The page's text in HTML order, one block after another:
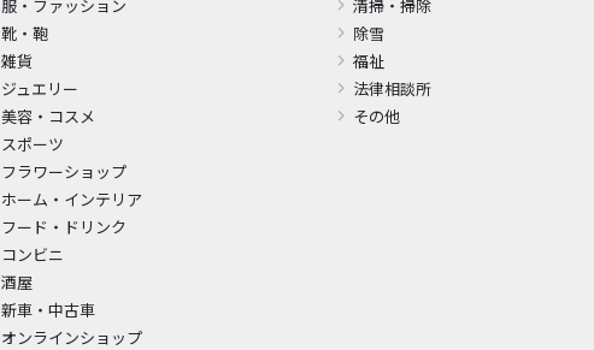
服・ファッション
靴・鞄
雑貨
ジュエリー
美容・コスメ
スポーツ
フラワーショップ
ホーム・インテリア
フード・ドリンク
コンビニ
酒屋
新車・中古車
オンラインショップ
清掃・掃除
除雪
福祉
法律相談所
その他